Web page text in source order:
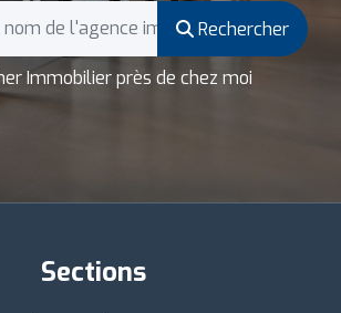
Rechercher
Immobilier près de chez moi
Sections